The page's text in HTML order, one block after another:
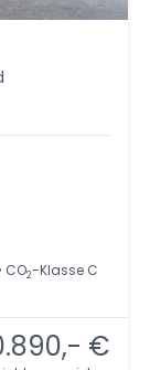
CO2-Klasse C
€